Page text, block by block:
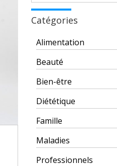
Catégories
Alimentation
Beauté
Bien-être
Diététique
Famille
Maladies
Professionnels